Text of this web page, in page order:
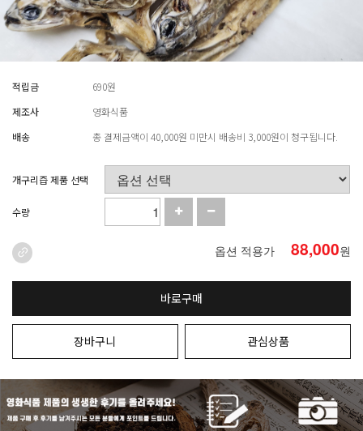
적립금
690원
제조사
영화식품
배송
총 결제금액이 40,000원 미만시 배송비 3,000원이 청구됩니다.
개구리즙 제품 선택
수량
옵션 적용가 88,000원
바로구매
장바구니 관심상품